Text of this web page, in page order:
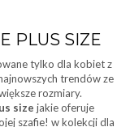
PLUS SIZE
tylko dla kobiet z
trendów ze
rozmiary.
size jakie oferuje
szafie! w kolekcji dla